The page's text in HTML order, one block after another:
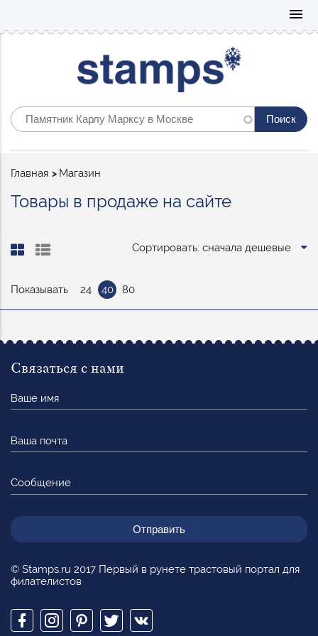
menu
Строка
Главная Магазин
Товары в продаже на сайте
Сортировать: сначала дешевые
Показывать 24 40 80
© Stamps.ru 2017 Первый в рунете трастовый портал для
филателистов
Связаться с нами
имя
почта
Сообщение